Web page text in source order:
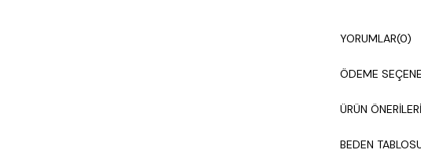
YORUMLAR(0)
ÖDEME
ÜRÜN ÖNERILERI
BEDEN